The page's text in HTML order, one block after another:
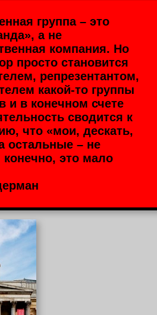
группа – это
а не
компания. Но
просто становится
репрезентантом,
какой-то группы
и в конечном счете
сводится к
что «мои, дескать,
остальные – не
конечно, это мало